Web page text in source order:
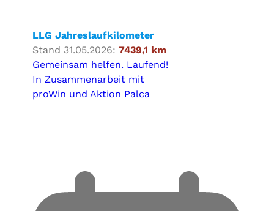
LLG Jahreslaufkilometer
Stand 31.05.2026: 7439,1 km
Gemeinsam helfen. Laufend!
In Zusammenarbeit mit
proWin und Aktion Palca